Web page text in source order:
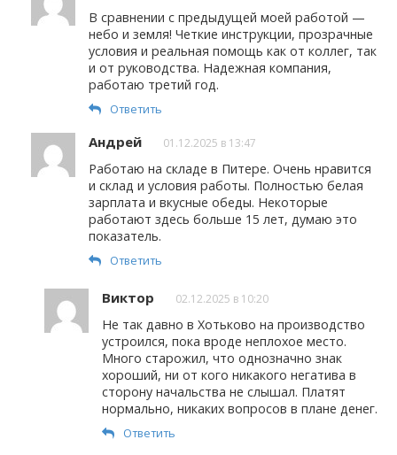
В сравнении с предыдущей моей работой —
небо и земля! Четкие инструкции, прозрачные
условия и реальная помощь как от коллег, так
и от руководства. Надежная компания,
работаю третий год.
Ответить
Андрей 01.12.2025 в 13:47
Работаю на складе в Питере. Очень нравится
и склад и условия работы. Полностью белая
зарплата и вкусные обеды. Некоторые
работают здесь больше 15 лет, думаю это
показатель.
Ответить
Виктор 02.12.2025 в 10:20
Не так давно в Хотьково на производство
устроился, пока вроде неплохое место.
Много старожил, что однозначно знак
хороший, ни от кого никакого негатива в
сторону начальства не слышал. Платят
нормально, никаких вопросов в плане денег.
Ответить